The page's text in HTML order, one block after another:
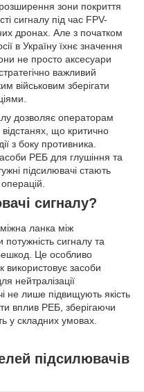
зони покриття
сигналу під час FPV-
дронах. Але з початком
в Україну їхнє значення
не просто аксесуари
важливий
військовим зберігати
дозволяє операторам
що критично
з боку противника.
РЕБ для глушіння та
підсилювачі стають
сигналу?
ланка між
сигналу та
Це особливо
використовує засоби
нейтралізації
не лише підвищують якість
вплив РЕБ, зберігаючи
у складних умовах.
підсилювачів